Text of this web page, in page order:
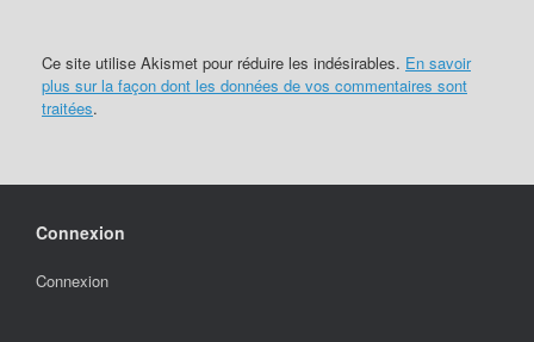
Ce site utilise Akismet pour réduire les indésirables. En savoir
plus sur la façon dont les données de vos commentaires sont
traitées.
Connexion
Connexion